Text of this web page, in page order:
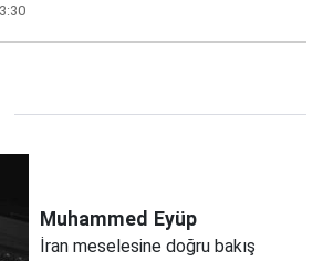
Muhammed Eyüp
İran meselesine doğru bakış